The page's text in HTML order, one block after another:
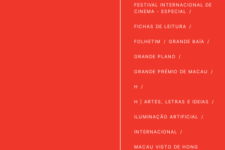
FESTIVAL INTERNACIONAL DE
CINEMA - ESPECIAL
FICHAS DE LEITURA
FOLHETIM GRANDE BAÍA
GRANDE PLANO
GRANDE PRÉMIO DE MACAU
H
H | ARTES, LETRAS E IDEIAS
ILUMINAÇÃO ARTIFICIAL
INTERNACIONAL
MACAU VISTO DE HONG